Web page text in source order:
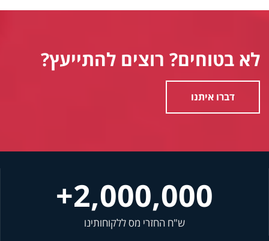
לא בטוחים? רוצים להתייעץ?
דברו איתנו
ש"ח החזרי מס ללקוחותינו
2,000,000
+